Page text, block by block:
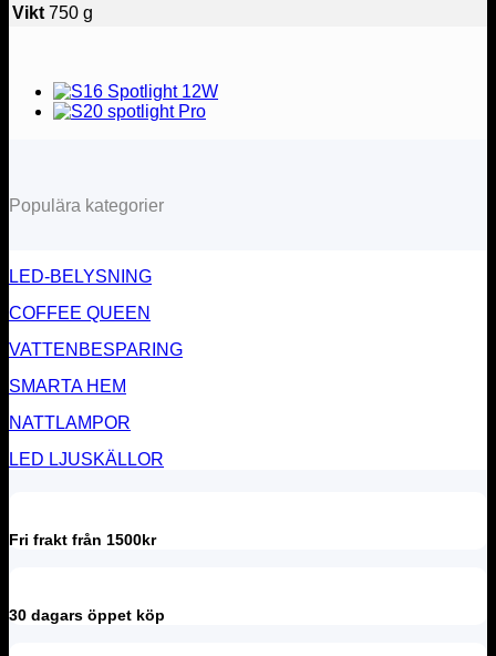
Vikt 750 g
Populära kategorier
LED-BELYSNING
COFFEE QUEEN
VATTENBESPARING
SMARTA HEM
NATTLAMPOR
LED LJUSKÄLLOR
Fri frakt från 1500kr
30 dagars öppet köp